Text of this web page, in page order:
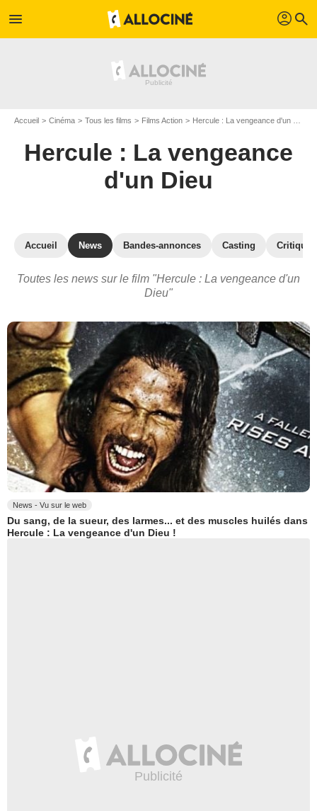
menu profil search
Accueil Cinéma Tous les films Films Action Hercule : La vengeance d'un Dieu
Hercule : La vengeance
d'un Dieu
Accueil News Bandes-annonces Casting
Toutes les news sur le film "Hercule : La vengeance d'un
Dieu"
News - Vu sur le web
Du sang, de la sueur, des larmes... et des muscles huilés dans
Hercule : La vengeance d'un Dieu !